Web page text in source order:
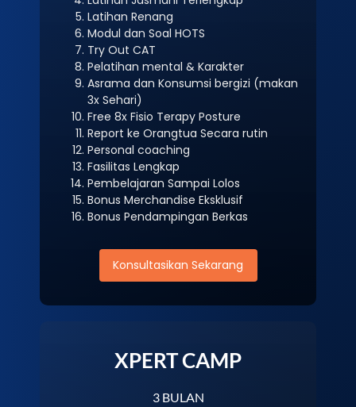
Latihan Renang
Modul dan Soal HOTS
Try Out CAT
Pelatihan mental & Karakter
Asrama dan Konsumsi bergizi (makan
3x Sehari)
Free 8x Fisio Terapy Posture
Report ke Orangtua Secara rutin
Personal coaching
Fasilitas Lengkap
Pembelajaran Sampai Lolos
Bonus Merchandise Eksklusif
Bonus Pendampingan Berkas
Konsultasikan Sekarang
XPERT CAMP
3 BULAN